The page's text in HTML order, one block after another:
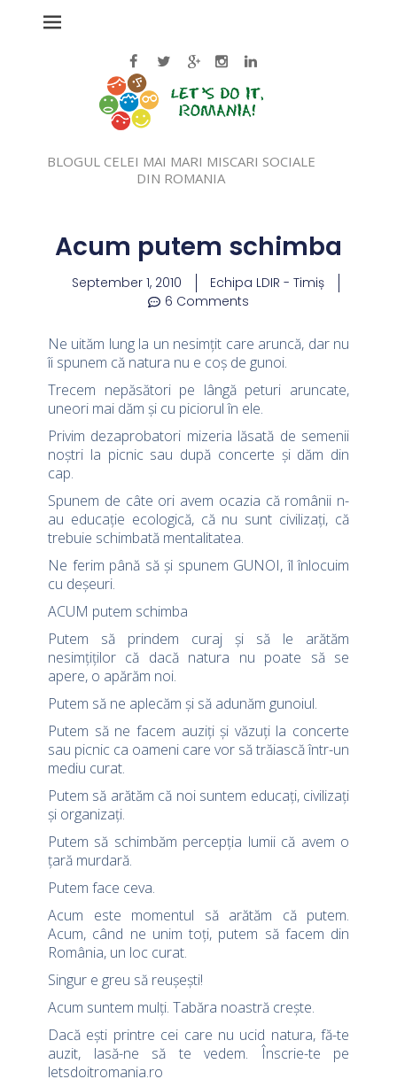
BLOGUL CELEI MAI MARI MISCARI SOCIALE
DIN ROMANIA
Acum putem schimba
September 1, 2010
Echipa LDIR - Timiș
6 Comments
Ne uităm lung la un nesimţit care aruncă, dar nu
îi spunem că natura nu e coş de gunoi.
Trecem nepăsători pe lângă peturi aruncate,
uneori mai dăm şi cu piciorul în ele.
Privim dezaprobatori mizeria lăsată de semenii
noştri la picnic sau după concerte şi dăm din
cap.
Spunem de câte ori avem ocazia că românii n-
au educaţie ecologică, că nu sunt civilizaţi, că
trebuie schimbată mentalitatea.
Ne ferim până să şi spunem GUNOI, îl înlocuim
cu deşeuri.
ACUM putem schimba
Putem să prindem curaj şi să le arătăm
nesimţiţilor că dacă natura nu poate să se
apere, o apărăm noi.
Putem să ne aplecăm şi să adunăm gunoiul.
Putem să ne facem auziţi şi văzuţi la concerte
sau picnic ca oameni care vor să trăiască într-un
mediu curat.
Putem să arătăm că noi suntem educaţi, civilizaţi
şi organizaţi.
Putem să schimbăm percepţia lumii că avem o
ţară murdară.
Putem face ceva.
Acum este momentul să arătăm că putem.
Acum, când ne unim toţi, putem să facem din
România, un loc curat.
Singur e greu să reuşeşti!
Acum suntem mulţi. Tabăra noastră creşte.
Dacă eşti printre cei care nu ucid natura, fă-te
auzit, lasă-ne să te vedem. Înscrie-te pe
letsdoitromania.ro